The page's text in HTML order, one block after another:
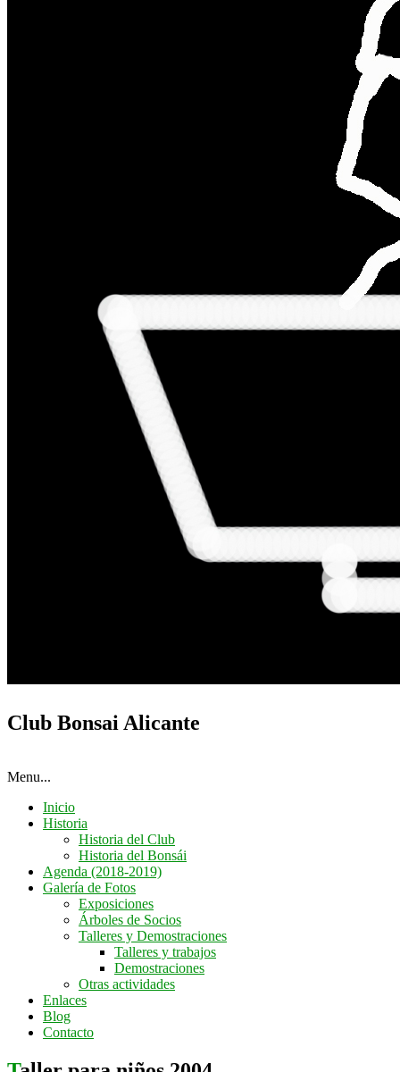
Club Bonsai Alicante
Menu...
Inicio
Historia
Historia del Club
Historia del Bonsái
Agenda (2018-2019)
Galería de Fotos
Exposiciones
Árboles de Socios
Talleres y Demostraciones
Talleres y trabajos
Demostraciones
Otras actividades
Enlaces
Blog
Contacto